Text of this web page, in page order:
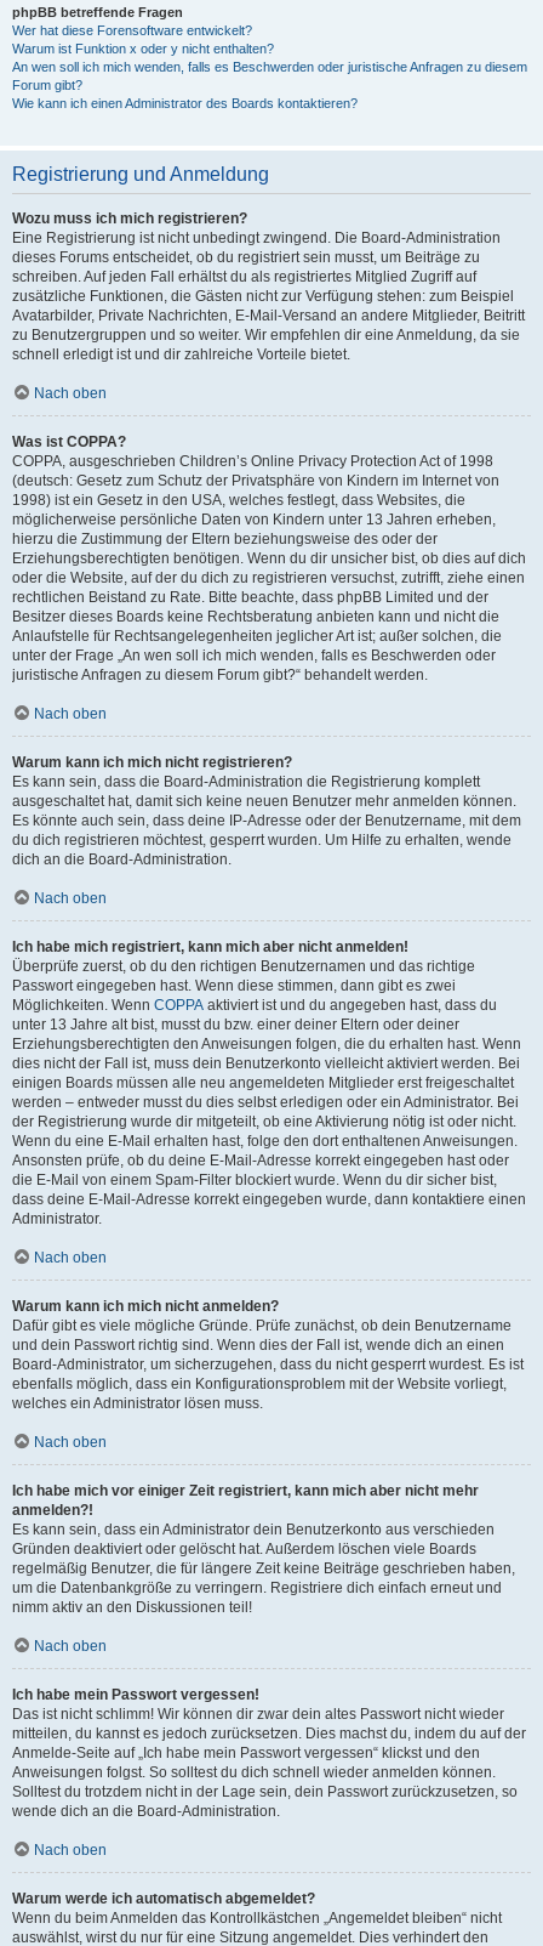
phpBB betreffende Fragen
Wer hat diese Forensoftware entwickelt?
Warum ist Funktion x oder y nicht enthalten?
An wen soll ich mich wenden, falls es Beschwerden oder juristische Anfragen zu diesem
Forum gibt?
Wie kann ich einen Administrator des Boards kontaktieren?
Registrierung und Anmeldung
Wozu muss ich mich registrieren?
Eine Registrierung ist nicht unbedingt zwingend. Die Board-Administration
dieses Forums entscheidet, ob du registriert sein musst, um Beiträge zu
schreiben. Auf jeden Fall erhältst du als registriertes Mitglied Zugriff auf
zusätzliche Funktionen, die Gästen nicht zur Verfügung stehen: zum Beispiel
Avatarbilder, Private Nachrichten, E-Mail-Versand an andere Mitglieder, Beitritt
zu Benutzergruppen und so weiter. Wir empfehlen dir eine Anmeldung, da sie
schnell erledigt ist und dir zahlreiche Vorteile bietet.
Nach oben
Was ist COPPA?
COPPA, ausgeschrieben Children’s Online Privacy Protection Act of 1998
(deutsch: Gesetz zum Schutz der Privatsphäre von Kindern im Internet von
1998) ist ein Gesetz in den USA, welches festlegt, dass Websites, die
möglicherweise persönliche Daten von Kindern unter 13 Jahren erheben,
hierzu die Zustimmung der Eltern beziehungsweise des oder der
Erziehungsberechtigten benötigen. Wenn du dir unsicher bist, ob dies auf dich
oder die Website, auf der du dich zu registrieren versuchst, zutrifft, ziehe einen
rechtlichen Beistand zu Rate. Bitte beachte, dass phpBB Limited und der
Besitzer dieses Boards keine Rechtsberatung anbieten kann und nicht die
Anlaufstelle für Rechtsangelegenheiten jeglicher Art ist; außer solchen, die
unter der Frage „An wen soll ich mich wenden, falls es Beschwerden oder
juristische Anfragen zu diesem Forum gibt?“ behandelt werden.
Nach oben
Warum kann ich mich nicht registrieren?
Es kann sein, dass die Board-Administration die Registrierung komplett
ausgeschaltet hat, damit sich keine neuen Benutzer mehr anmelden können.
Es könnte auch sein, dass deine IP-Adresse oder der Benutzername, mit dem
du dich registrieren möchtest, gesperrt wurden. Um Hilfe zu erhalten, wende
dich an die Board-Administration.
Nach oben
Ich habe mich registriert, kann mich aber nicht anmelden!
Überprüfe zuerst, ob du den richtigen Benutzernamen und das richtige
Passwort eingegeben hast. Wenn diese stimmen, dann gibt es zwei
Möglichkeiten. Wenn COPPA aktiviert ist und du angegeben hast, dass du
unter 13 Jahre alt bist, musst du bzw. einer deiner Eltern oder deiner
Erziehungsberechtigten den Anweisungen folgen, die du erhalten hast. Wenn
dies nicht der Fall ist, muss dein Benutzerkonto vielleicht aktiviert werden. Bei
einigen Boards müssen alle neu angemeldeten Mitglieder erst freigeschaltet
werden – entweder musst du dies selbst erledigen oder ein Administrator. Bei
der Registrierung wurde dir mitgeteilt, ob eine Aktivierung nötig ist oder nicht.
Wenn du eine E-Mail erhalten hast, folge den dort enthaltenen Anweisungen.
Ansonsten prüfe, ob du deine E-Mail-Adresse korrekt eingegeben hast oder
die E-Mail von einem Spam-Filter blockiert wurde. Wenn du dir sicher bist,
dass deine E-Mail-Adresse korrekt eingegeben wurde, dann kontaktiere einen
Administrator.
Nach oben
Warum kann ich mich nicht anmelden?
Dafür gibt es viele mögliche Gründe. Prüfe zunächst, ob dein Benutzername
und dein Passwort richtig sind. Wenn dies der Fall ist, wende dich an einen
Board-Administrator, um sicherzugehen, dass du nicht gesperrt wurdest. Es ist
ebenfalls möglich, dass ein Konfigurationsproblem mit der Website vorliegt,
welches ein Administrator lösen muss.
Nach oben
Ich habe mich vor einiger Zeit registriert, kann mich aber nicht mehr
anmelden?!
Es kann sein, dass ein Administrator dein Benutzerkonto aus verschieden
Gründen deaktiviert oder gelöscht hat. Außerdem löschen viele Boards
regelmäßig Benutzer, die für längere Zeit keine Beiträge geschrieben haben,
um die Datenbankgröße zu verringern. Registriere dich einfach erneut und
nimm aktiv an den Diskussionen teil!
Nach oben
Ich habe mein Passwort vergessen!
Das ist nicht schlimm! Wir können dir zwar dein altes Passwort nicht wieder
mitteilen, du kannst es jedoch zurücksetzen. Dies machst du, indem du auf der
Anmelde-Seite auf „Ich habe mein Passwort vergessen“ klickst und den
Anweisungen folgst. So solltest du dich schnell wieder anmelden können.
Solltest du trotzdem nicht in der Lage sein, dein Passwort zurückzusetzen, so
wende dich an die Board-Administration.
Nach oben
Warum werde ich automatisch abgemeldet?
Wenn du beim Anmelden das Kontrollkästchen „Angemeldet bleiben“ nicht
auswählst, wirst du nur für eine Sitzung angemeldet. Dies verhindert den